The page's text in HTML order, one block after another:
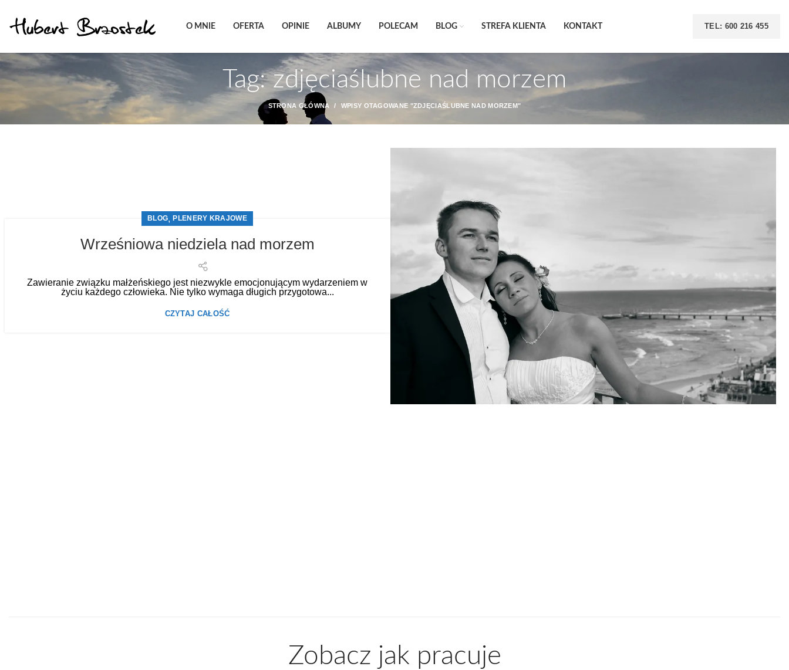
O MNIE OFERTA OPINIE ALBUMY POLECAM BLOG STREFA KLIENTA KONTAKT TEL: 600 216 455
Tag: zdjęciaślubne nad morzem
STRONA GŁÓWNA WPISY OTAGOWANE "ZDJĘCIAŚLUBNE NAD MORZEM"
BLOG,PLENERY KRAJOWE
Wrześniowa niedziela nad morzem
Zawieranie związku małżeńskiego jest niezwykle emocjonującym wydarzeniem w
życiu każdego człowieka. Nie tylko wymaga długich przygotowa...
CZYTAJ CAŁOŚĆ
Zobacz jak pracuje